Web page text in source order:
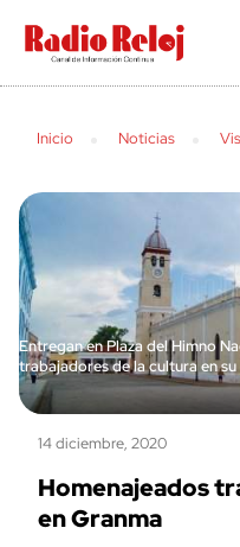
cerrar
Inicio Noticias
Entregan en Plaza del Himno
trabajadores de la cultura en su
14 diciembre, 2020
Homenajeados
en Granma